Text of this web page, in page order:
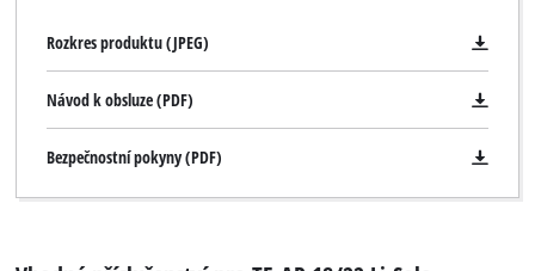
Rozkres produktu (JPEG)
Návod k obsluze (PDF)
Bezpečnostní pokyny (PDF)